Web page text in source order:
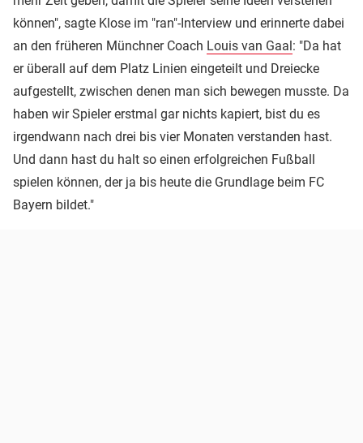
können", sagte Klose im "ran"-Interview und erinnerte dabei
an den früheren Münchner Coach Louis van Gaal: "Da hat
er überall auf dem Platz Linien eingeteilt und Dreiecke
aufgestellt, zwischen denen man sich bewegen musste. Da
haben wir Spieler erstmal gar nichts kapiert, bist du es
irgendwann nach drei bis vier Monaten verstanden hast.
Und dann hast du halt so einen erfolgreichen Fußball
spielen können, der ja bis heute die Grundlage beim FC
Bayern bildet."